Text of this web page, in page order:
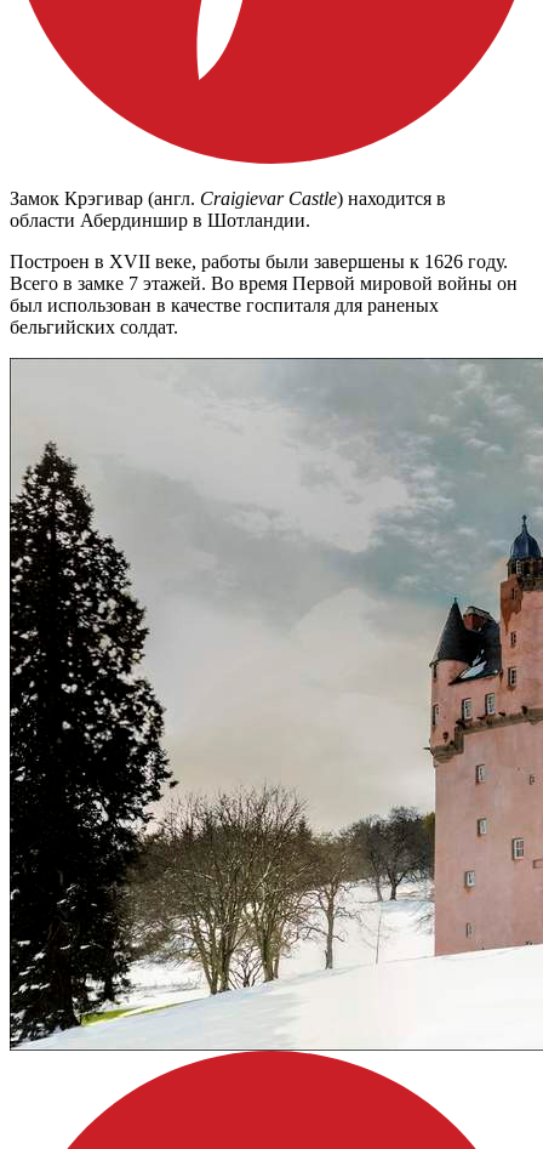
Замок Крэгивар (англ. Craigievar Castle) находится в
области Абердиншир в Шотландии.
Построен в XVII веке, работы были завершены к 1626 году.
Всего в замке 7 этажей. Во время Первой мировой войны он
был использован в качестве госпиталя для раненых
бельгийских солдат.